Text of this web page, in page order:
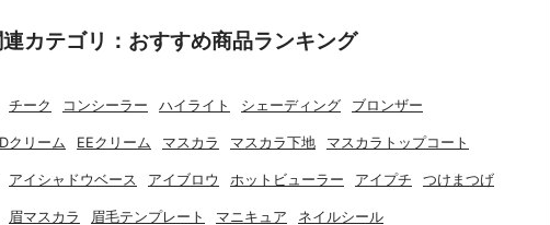
カテゴリ：おすすめ商品ランキング
チーク コンシーラー ハイライト シェーディング ブロンザー
クリーム EEクリーム マスカラ マスカラ下地 マスカラトップコート
アイシャドウベース アイブロウ ホットビューラー アイプチ つけまつげ
眉マスカラ 眉毛テンプレート マニキュア ネイルシール